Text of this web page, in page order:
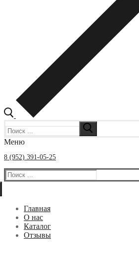
Меню
8 (952) 391-05-25
Искать:
Главная
О нас
Каталог
Отзывы